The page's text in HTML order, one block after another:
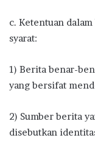
c. Ketentuan
syarat:
1) Berita benar-
yang bersifat
2) Sumber berita
disebutkan